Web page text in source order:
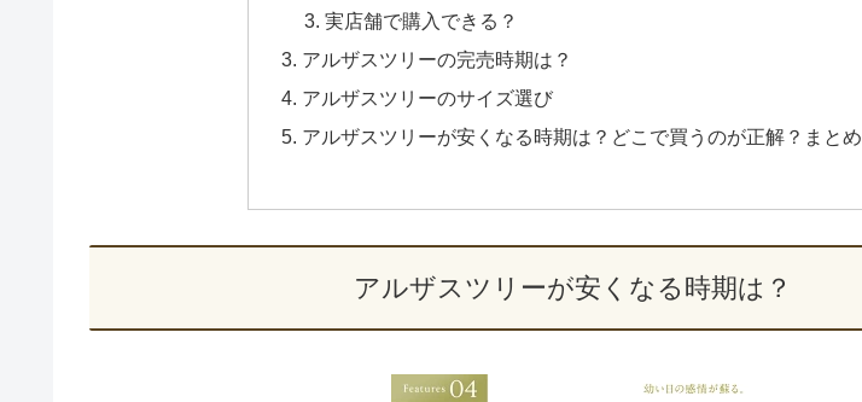
実店舗で購入できる？
アルザスツリーの完売時期は？
アルザスツリーのサイズ選び
アルザスツリーが安くなる時期は？どこで買うのが正解？まとめ
アルザスツリーが安くなる時期は？